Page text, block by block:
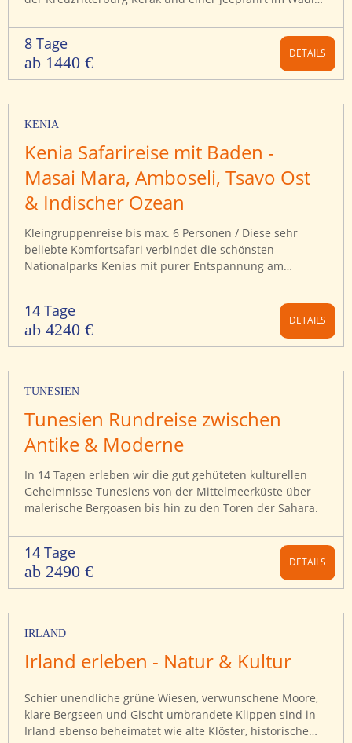
Reise locken entspannte Tage am Roten Meer (individuell
verlängerbar).
8 Tage
ab 1440 € DETAILS
KENIA
Kenia Safarireise mit Baden -
Masai Mara, Amboseli, Tsavo Ost
& Indischer Ozean
Kleingruppenreise bis max. 6 Personen / Diese sehr
beliebte Komfortsafari verbindet die schönsten
Nationalparks Kenias mit purer Entspannung am
Breitmaulnashörnern des Nakuru-Sees kommen Sie in
die weite Savannenlandschaft der Masai Mara, wo
Löwen, Geparden und Hyänen auf leisen Pfoten um Gnus
und Zebras schleichen.
14 Tage
ab 4240 € DETAILS
TUNESIEN
Tunesien Rundreise zwischen
Antike & Moderne
In 14 Tagen erleben wir die gut gehüteten kulturellen
Geheimnisse Tunesiens von der Mittelmeerküste über
malerische Bergoasen bis hin zu den Toren der Sahara.
14 Tage
ab 2490 € DETAILS
IRLAND
Irland erleben - Natur & Kultur
Schier unendliche grüne Wiesen, verwunschene Moore,
klare Bergseen und Gischt umbrandete Klippen sind in
Irland ebenso beheimatet wie alte Klöster, historische